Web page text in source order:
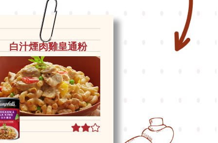
白汁煙肉雞皇通粉